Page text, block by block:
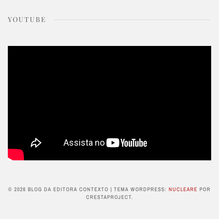
YOUTUBE
© 2026 BLOG DA EDITORA CONTEXTO | TEMA WORDPRESS: NUCLEARE POR
CRESTAPROJECT.